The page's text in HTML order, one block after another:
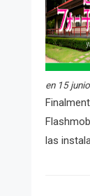
en 15
las